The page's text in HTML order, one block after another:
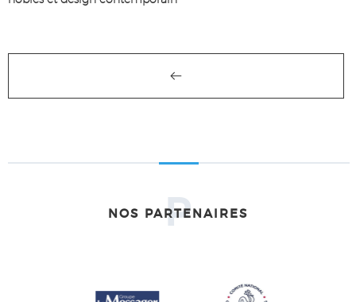
NOS PARTENAIRES
P